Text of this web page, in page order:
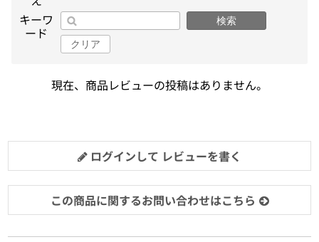
キーワ
ード
検索
クリア
現在、商品レビューの投稿はありません。
ログインして レビューを書く
この商品に関するお問い合わせはこちら